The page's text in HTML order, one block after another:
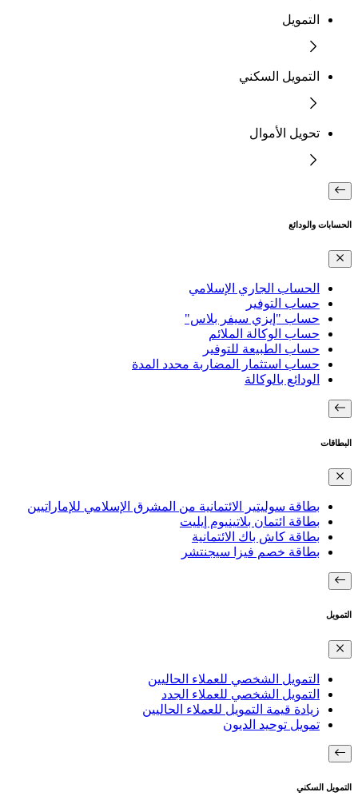
التمويل
التمويل السكني
تحويل الأموال
الحسابات والودائع
الحساب الجاري الإسلامي
حساب التوفير
حساب "إيزي سيفر بلاس"
حساب الوكالة الملائم
حساب الطبيعة للتوفير
حساب استثمار المضاربة محدد المدة
الودائع بالوكالة
البطاقات
بطاقة سوليتير الائتمانية من المشرق الإسلامي للإماراتيين
بطاقة ائتمان بلاتينيوم إيليت
بطاقة كاش باك الائتمانية
بطاقة خصم فيزا سيجنتشر
التمويل
التمويل الشخصي للعملاء الحاليين
التمويل الشخصي للعملاء الجدد
زيادة قيمة التمويل للعملاء الحاليين
تمويل توحيد الديون
التمويل السكني